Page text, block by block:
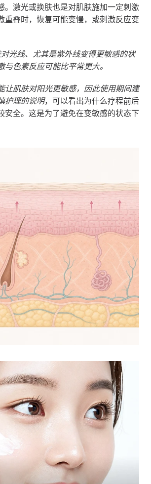
。激光或换肤也是对肌肤施加一定刺激
重叠时，恢复可能变慢，或刺激反应变
光线、尤其是紫外线变得更敏感的状
与色素反应可能比平常更大。
让肌肤对阳光更敏感，因此使用期间建
护理的说明，可以看出为什么疗程前后
安全。这是为了避免在变敏感的状态下